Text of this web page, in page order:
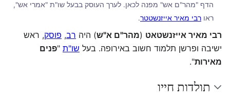
הדף "מהר"ם אש" מפנה לכאן. לערך העוסק בבעל שו"ת "אמרי אש",
ראו רבי מאיר אייזנשטטר.
רבי מאיר אייזנשטאט (מהר"ם א"ש) היה רב, פוסק, ראש
ישיבה ופרשן תלמוד חשוב באירופה. בעל שו"ת "פנים
מאירות".
תולדות חייו